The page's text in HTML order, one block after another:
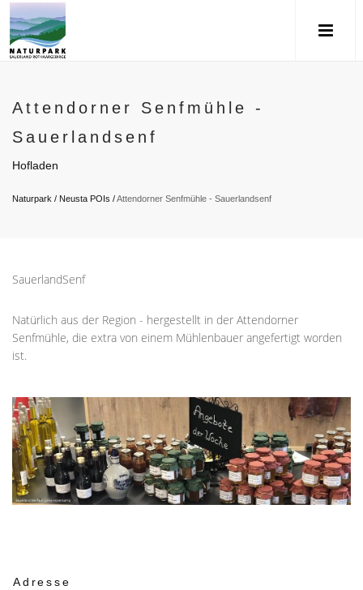
Attendorner Senfmühle -
Sauerlandsenf
Hofladen
Naturpark / Neusta POIs /Attendorner Senfmühle - Sauerlandsenf
SauerlandSenf
Natürlich aus der Region - hergestellt in der Attendorner
Senfmühle, die extra von einem Mühlenbauer angefertigt worden
ist.
Adresse